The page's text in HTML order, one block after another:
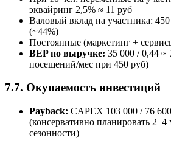
эквайринг 2,5% ≈ 11 руб
Валовый вклад на участника:
(~44%)
Постоянные (маркетинг +
BEP по выручке: 35 000 / 0,44 ≈
посещений/мес при 450 руб)
7.7. Окупаемость инвестиций
Payback: CAPEX 103 000 / 76
(консервативно планировать 2–4
сезонности)